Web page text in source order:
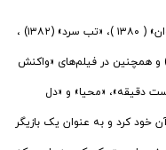
شهاب حسینی در ادامه در سریال‌های «پلیس جوان» ( ۱۳۸۰ )، «تب سرد» (۱۳۸۲) ،
صفر درجه» ( ۱۳۸۵ )، «شوق پرواز» ( ۱۳۸۸ ) و همچنین در فیلم‌های «واکنش
دقیقه»، «محیا» و «دل
تلویزیون و سینمای دهه ۸۰ را از آن خود کرد و به عنوان یک بازیگر